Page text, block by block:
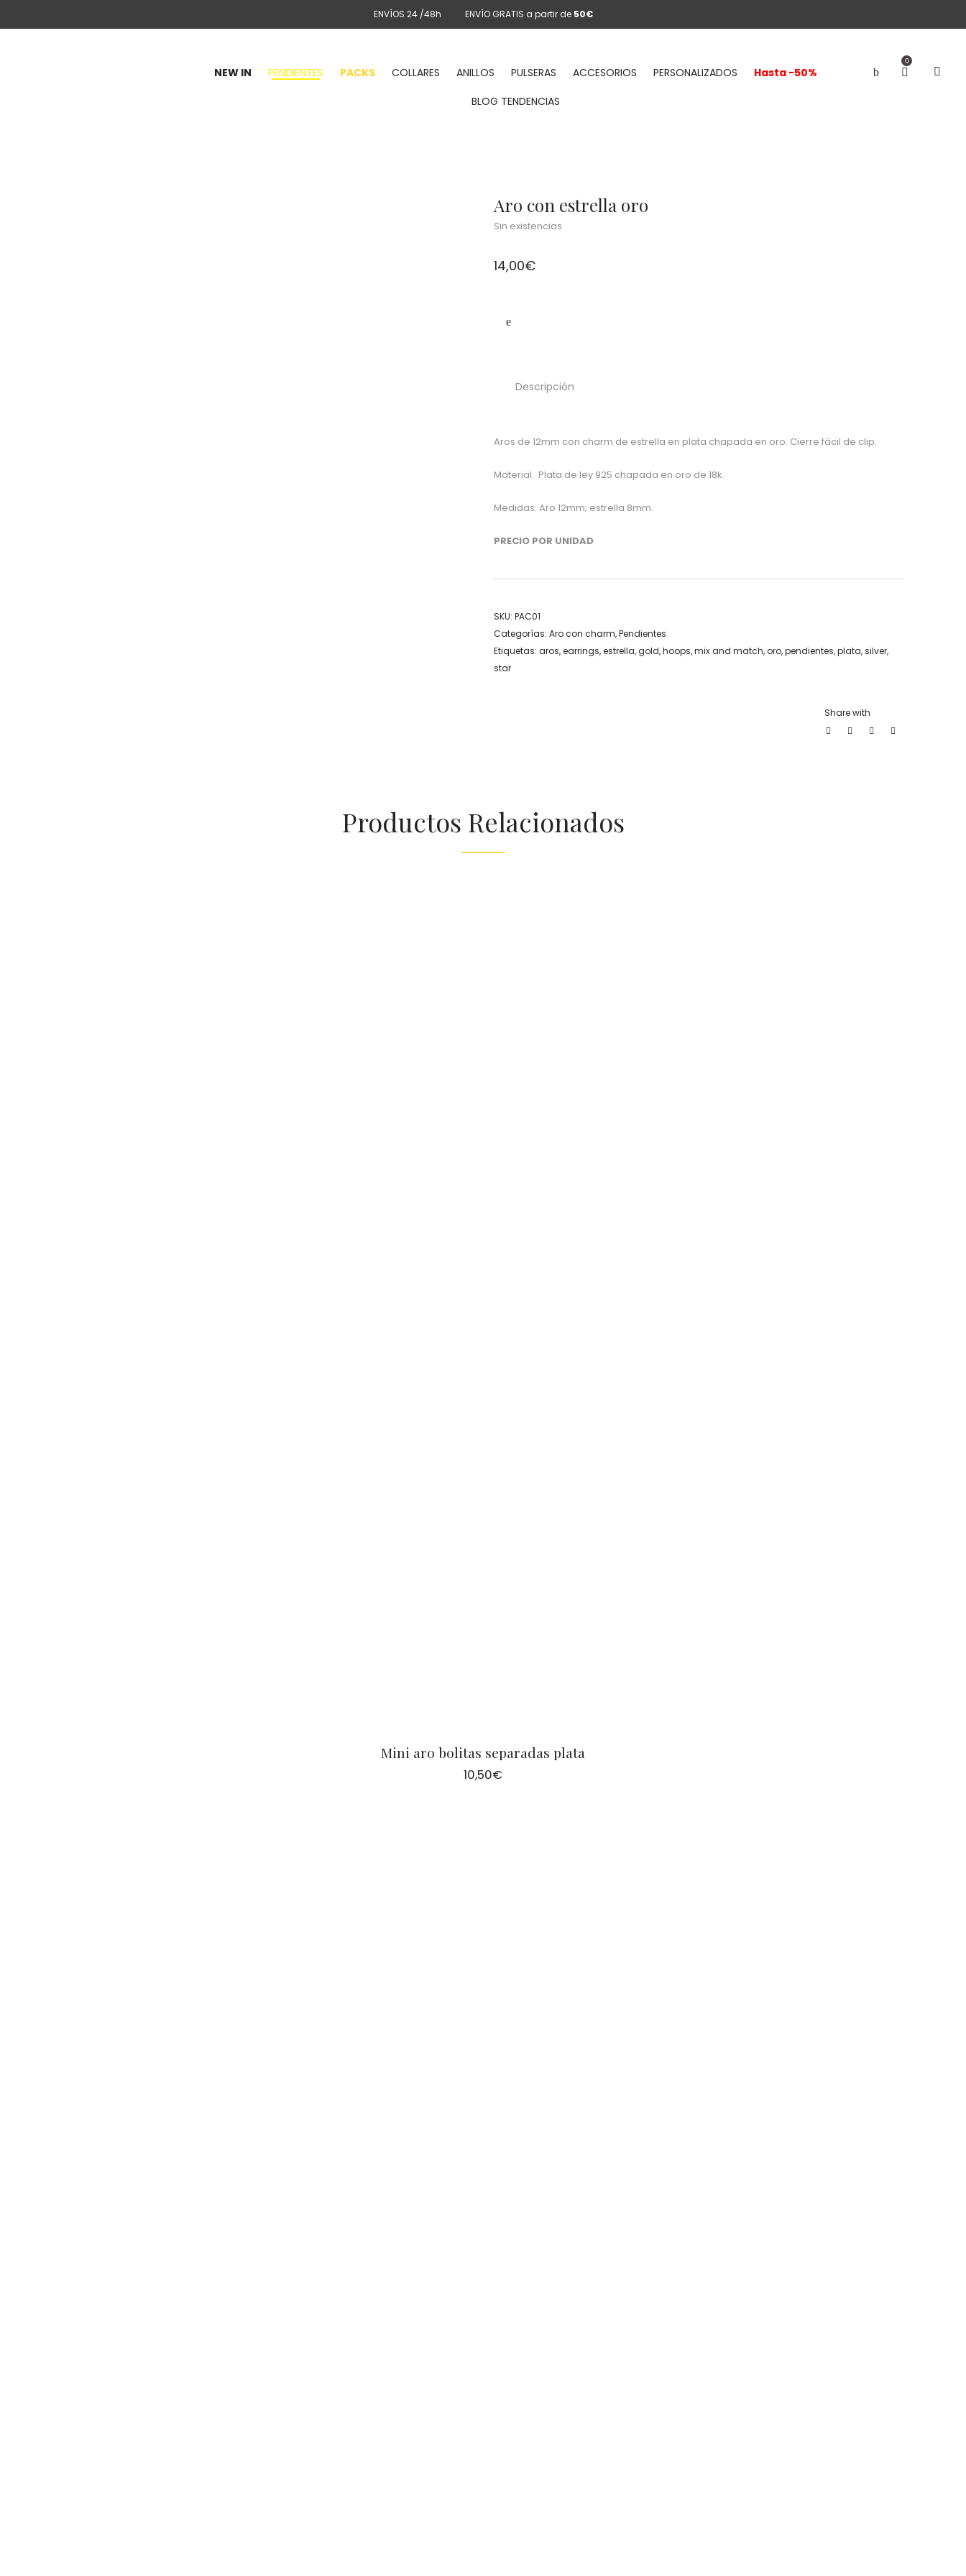
ENVÍOS 24 /48h ENVÍO GRATIS a partir de 50€
0
NEW IN PENDIENTES PACKS COLLARES ANILLOS PULSERAS ACCESORIOS PERSONALIZADOS
Hasta -50%
BLOG TENDENCIAS
Aro con estrella oro
Sin existencias
14,00€
Descripción
Aros de 12mm con charm de estrella en plata chapada en oro. Cierre fácil de clip.
Material: Plata de ley 925 chapada en oro de 18k.
Medidas: Aro 12mm; estrella 8mm.
PRECIO POR UNIDAD
SKU: PAC01
Categorías: Aro con charm,Pendientes
Etiquetas: aros,earrings,estrella,gold,hoops,mix and match,oro,pendientes,plata,silver,
star
Share with
Productos Relacionados
Mini aro bolitas separadas plata
10,50€